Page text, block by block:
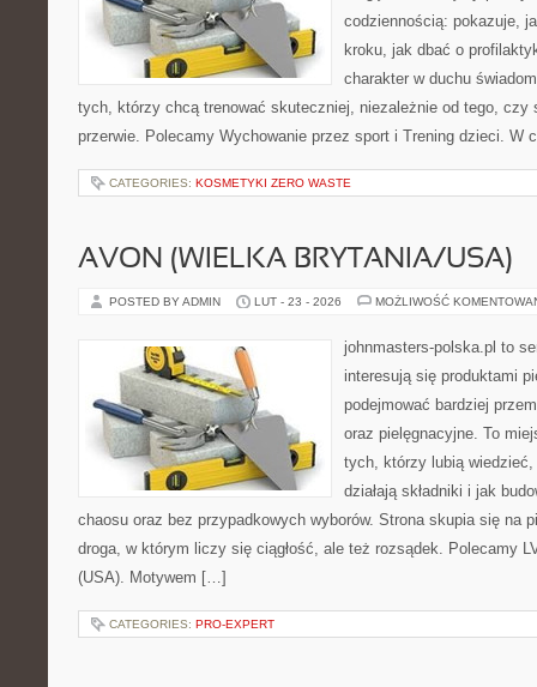
codziennością: pokazuje,
kroku, jak dbać o
charakter w duchu
tych, którzy chcą trenować skuteczniej, niezależnie od tego, czy
przerwie. Polecamy Wychowanie przez sport i Trening dzieci. W
CATEGORIES: KOSMETYKI ZERO WASTE
AVON (WIELKA BRYTANIA/USA)
POSTED BY ADMIN LUT - 23 - 2026 MOŻLIWOŚĆ
johnmasters-polska.pl to
interesują się produktami
podejmować bardziej
oraz pielęgnacyjne. To
tych, którzy lubią wiedzieć,
działają składniki i jak
chaosu oraz bez przypadkowych wyborów. Strona skupia się na
droga, w którym liczy się ciągłość, ale też rozsądek. Polecamy
(USA). Motywem […]
CATEGORIES: PRO-EXPERT